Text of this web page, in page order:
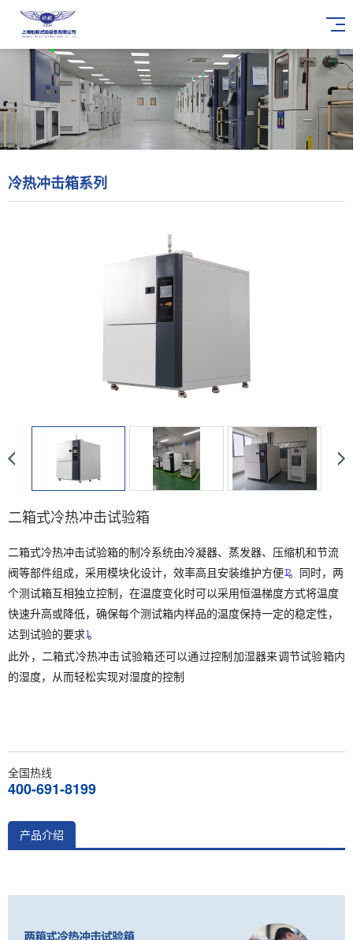
冷热冲击箱系列
二箱式冷热冲击试验箱
二箱式冷热冲击试验箱的制冷系统由冷凝器、蒸发器、压缩机和节流
阀等部件组成，采用模块化设计，效率高且安装维护方便12。同时，两
个测试箱互相独立控制，在温度变化时可以采用恒温梯度方式将温度
快速升高或降低，确保每个测试箱内样品的温度保持一定的稳定性，
达到试验的要求1。
此外，二箱式冷热冲击试验箱还可以通过控制加湿器来调节试验箱内
的湿度，从而轻松实现对湿度的控制
全国热线
400-691-8199
产品介绍